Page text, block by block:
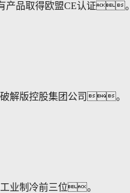
品取得欧盟CE认证。
解版控股集团公司。
业制冷前三位。